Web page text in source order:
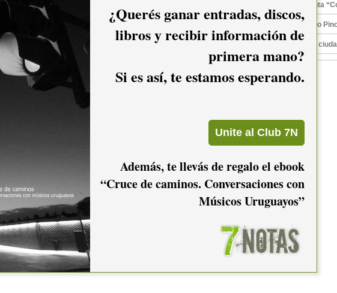
Pinocho Routin presenta
Mundo animal, de Pablo
Montevideo Amor, una
¿Querés ganar entradas, discos,
libros y recibir información de
primera mano?
Si es así, te estamos esperando.
Además, te llevás de regalo el ebook
“Cruce de caminos. Conversaciones con
Músicos Uruguayos”